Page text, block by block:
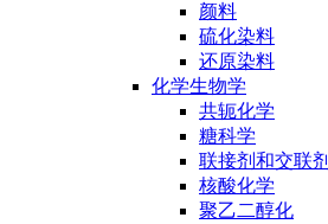
颜料
硫化染料
还原染料
化学生物学
共轭化学
糖科学
联接剂和交联剂
核酸化学
聚乙二醇化